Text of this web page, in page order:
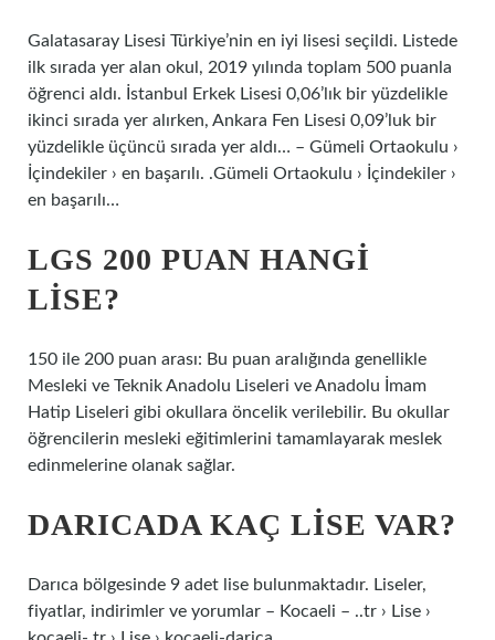
Galatasaray Lisesi Türkiye’nin en iyi lisesi seçildi. Listede
ilk sırada yer alan okul, 2019 yılında toplam 500 puanla
öğrenci aldı. İstanbul Erkek Lisesi 0,06’lık bir yüzdelikle
ikinci sırada yer alırken, Ankara Fen Lisesi 0,09’luk bir
yüzdelikle üçüncü sırada yer aldı… – Gümeli Ortaokulu ›
İçindekiler › en başarılı. .Gümeli Ortaokulu › İçindekiler ›
en başarılı…
LGS 200 PUAN HANGI
LISE?
150 ile 200 puan arası: Bu puan aralığında genellikle
Mesleki ve Teknik Anadolu Liseleri ve Anadolu İmam
Hatip Liseleri gibi okullara öncelik verilebilir. Bu okullar
öğrencilerin mesleki eğitimlerini tamamlayarak meslek
edinmelerine olanak sağlar.
DARICADA KAÇ LISE VAR?
Darıca bölgesinde 9 adet lise bulunmaktadır. Liseler,
fiyatlar, indirimler ve yorumlar – Kocaeli – ..tr › Lise ›